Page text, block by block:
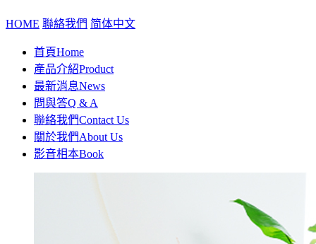
HOME 聯絡我們 简体中文
首頁Home
產品介紹Product
最新消息News
問與答Q & A
聯絡我們Contact Us
關於我們About Us
影音相本Book